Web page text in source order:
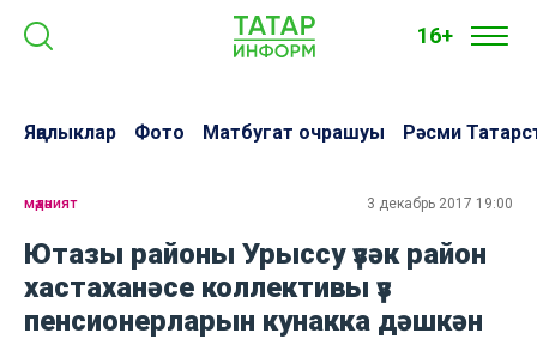
16+
Яңалыклар Фото Матбугат очрашуы Рәсми
мәдәният 3 декабрь 2017 19:00
Ютазы районы Урыссу үзәк район
хастаханәсе коллективы үз
пенсионерларын кунакка дәшкән